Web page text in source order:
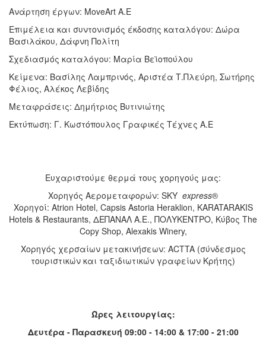
Ανάρτηση έργων: MoveArt A.E
Επιμέλεια και συντονισμός έκδοσης καταλόγου: Δώρα
Βασιλάκου, Δάφνη Πολίτη
Σχεδιασμός καταλόγου: Μαρία Βεϊοπούλου
Κείμενα: Βασίλης Λαμπρινός, Αριστέα Τ.Πλεύρη, Σωτήρης
Φέλιος, Αλέκος Λεβίδης
Μεταφράσεις: Δημήτριος Βυτινιώτης
Εκτύπωση: Γ. Κωστόπουλος Γραφικές Τέχνες Α.Ε
Ευχαριστούμε θερμά τους χορηγούς μας:
Χορηγός Αερομεταφορών: SKY express®
Χορηγοί: Atrion Hotel, Capsis Astoria Heraklion, KARATARAKIS
Hotels & Restaurants, ΔΕΠΑΝΑΛ Α.Ε., ΠΟΛΥΚΕΝΤΡΟ, Κύβος The
Copy Shop, Alexakis Winery,
Χορηγός χερσαίων μετακινήσεων: ACTTA (σύνδεσμος
τουριστικών και ταξιδιωτικών γραφείων Κρήτης)
Ώρες λειτουργίας:
Δευτέρα - Παρασκευή 09:00 - 14:00 & 17:00 - 21:00